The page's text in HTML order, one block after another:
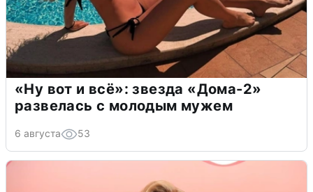
«Ну вот и всё»: звезда «Дома-2»
развелась с молодым мужем
6 августа 53